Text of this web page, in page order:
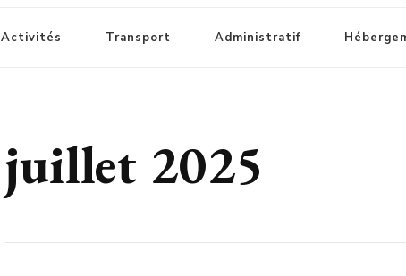
Activités Transport Administratif
juillet 2025